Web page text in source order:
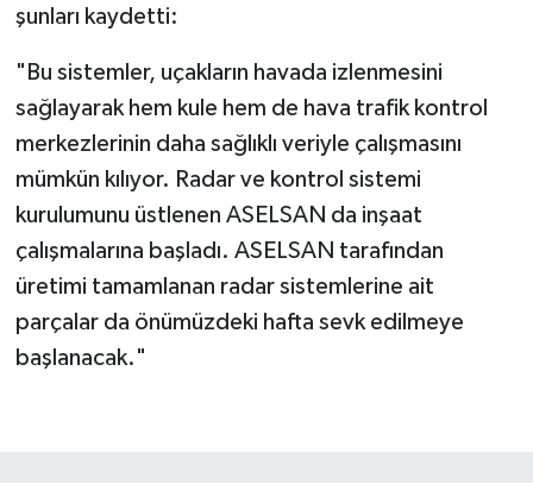
şunları kaydetti:
"Bu sistemler, uçakların havada izlenmesini
sağlayarak hem kule hem de hava trafik kontrol
merkezlerinin daha sağlıklı veriyle çalışmasını
mümkün kılıyor. Radar ve kontrol sistemi
kurulumunu üstlenen ASELSAN da inşaat
çalışmalarına başladı. ASELSAN tarafından
üretimi tamamlanan radar sistemlerine ait
parçalar da önümüzdeki hafta sevk edilmeye
başlanacak."